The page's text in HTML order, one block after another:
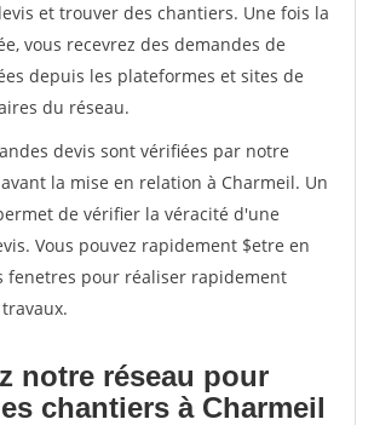
et trouver des chantiers. Une fois la
vous recevrez des demandes de
depuis les plateformes et sites de
du réseau.
devis sont vérifiées par notre
la mise en relation à Charmeil. Un
de vérifier la véracité d'une
Vous pouvez rapidement $etre en
fenetres pour réaliser rapidement
notre réseau pour
chantiers à Charmeil